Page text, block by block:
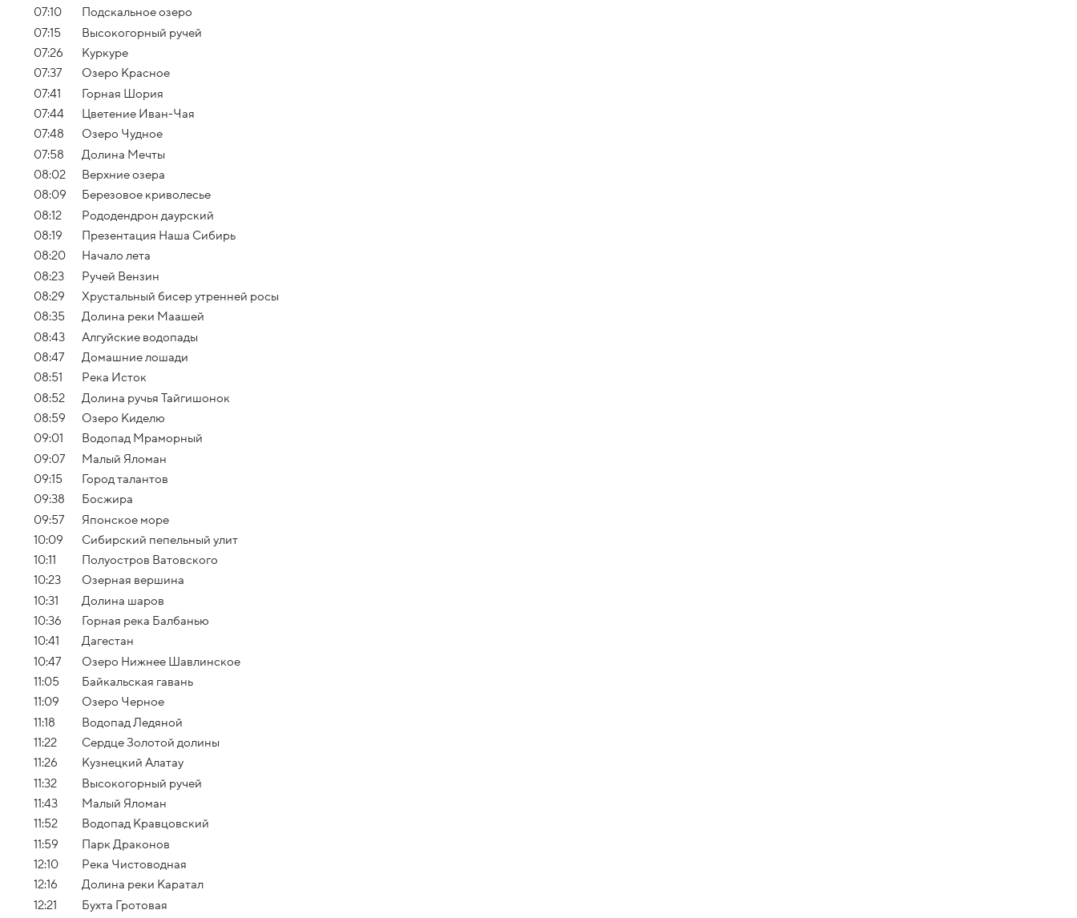
07:10
Подскальное озеро
07:15
Высокогорный ручей
07:26
Куркуре
07:37
Озеро Красное
07:41
Горная Шория
07:44
Цветение Иван-Чая
07:48
Озеро Чудное
07:58
Долина Мечты
08:02
Верхние озера
08:09
Березовое криволесье
08:12
Рододендрон даурский
08:19
Презентация Наша Сибирь
08:20
Начало лета
08:23
Ручей Вензин
08:29
Хрустальный бисер утренней росы
08:35
Долина реки Маашей
08:43
Алгуйские водопады
08:47
Домашние лошади
08:51
Река Исток
08:52
Долина ручья Тайгишонок
08:59
Озеро Киделю
09:01
Водопад Мраморный
09:07
Малый Яломан
09:15
Город талантов
09:38
Босжира
09:57
Японское море
10:09
Сибирский пепельный улит
10:11
Полуостров Ватовского
10:23
Озерная вершина
10:31
Долина шаров
10:36
Горная река Балбанью
10:41
Дагестан
10:47
Озеро Нижнее Шавлинское
11:05
Байкальская гавань
11:09
Озеро Черное
11:18
Водопад Ледяной
11:22
Сердце Золотой долины
11:26
Кузнецкий Алатау
11:32
Высокогорный ручей
11:43
Малый Яломан
11:52
Водопад Кравцовский
11:59
Парк Драконов
12:10
Река Чистоводная
12:16
Долина реки Каратал
12:21
Бухта Гротовая